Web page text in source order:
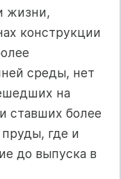
жизни,
конструкции
среды, нет
на
ставших более
где и
до выпуска в